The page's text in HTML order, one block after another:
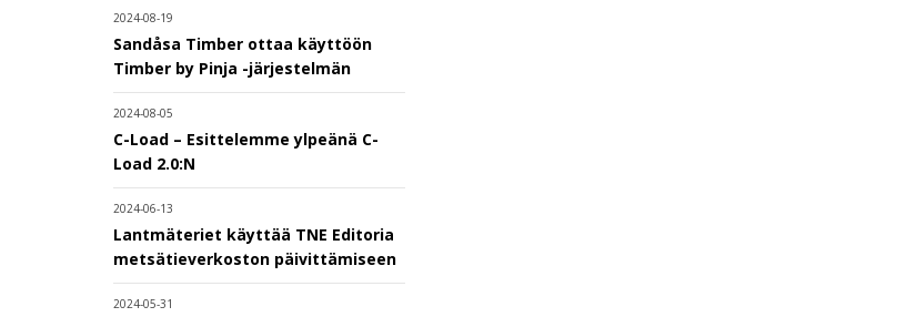
2024-08-19
Sandåsa Timber ottaa käyttöön
Timber by Pinja -järjestelmän
2024-08-05
C-Load – Esittelemme ylpeänä C-
Load 2.0:N
2024-06-13
Lantmäteriet käyttää TNE Editoria
metsätieverkoston päivittämiseen
2024-05-31